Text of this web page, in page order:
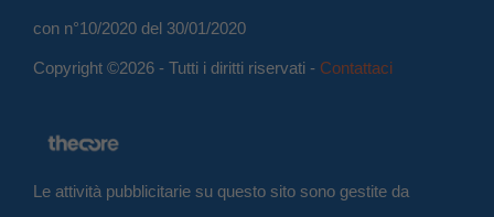
con n°10/2020 del 30/01/2020
Copyright ©2026 - Tutti i diritti riservati - Contattaci
Le attività pubblicitarie su questo sito sono gestite da